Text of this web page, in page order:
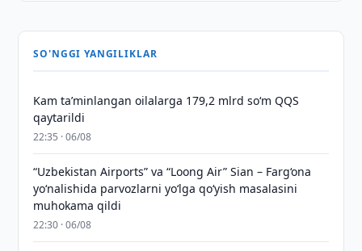
SO'NGGI YANGILIKLAR
Kam taʼminlangan oilalarga 179,2 mlrd so‘m QQS
qaytarildi
22:35 · 06/08
“Uzbekistan Airports” va “Loong Air” Sian – Farg‘ona
yo‘nalishida parvozlarni yo‘lga qo‘yish masalasini
muhokama qildi
22:30 · 06/08